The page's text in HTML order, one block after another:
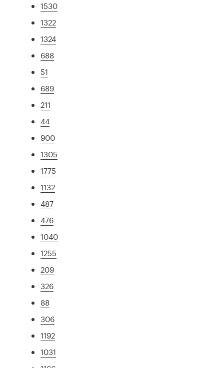
1530
1322
1324
688
51
689
211
44
900
1305
1775
1132
487
476
1040
1255
209
326
88
306
1192
1031